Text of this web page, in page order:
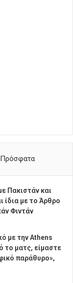
Πρόσφατα
Πακιστάν και
ίδια με το Άρθρο
Φιντάν
με την Athens
το ματς, είμαστε
παράθυρο»,